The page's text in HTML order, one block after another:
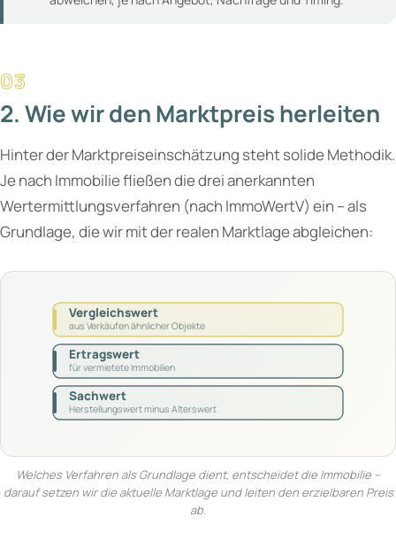
2. Wie wir den Marktpreis herleiten
Hinter der Marktpreiseinschätzung steht solide Methodik.
Je nach Immobilie fließen die drei anerkannten
Wertermittlungsverfahren (nach ImmoWertV) ein – als
Grundlage, die wir mit der realen Marktlage abgleichen:
Vergleichswert
aus Verkäufen ähnlicher Objekte
Ertragswert
für vermietete Immobilien
Sachwert
Herstellungswert minus Alterswert
Welches Verfahren als Grundlage dient, entscheidet die Immobilie –
darauf setzen wir die aktuelle Marktlage und leiten den erzielbaren Preis
ab.